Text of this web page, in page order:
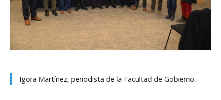
Igora Martínez, periodista de la Facultad de Gobierno.